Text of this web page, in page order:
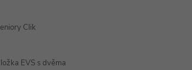
Clik
EVS s dvěma